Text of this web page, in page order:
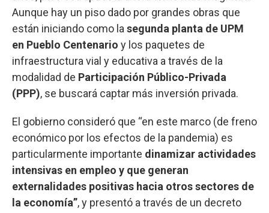
Aunque hay un piso dado por grandes obras que
están iniciando como la segunda planta de UPM
en Pueblo Centenario y los paquetes de
infraestructura vial y educativa a través de la
modalidad de Participación Público-Privada
(PPP), se buscará captar más inversión privada.
El gobierno consideró que “en este marco (de freno
económico por los efectos de la pandemia) es
particularmente importante dinamizar actividades
intensivas en empleo y que generan
externalidades positivas hacia otros sectores de
la economía”, y presentó a través de un decreto